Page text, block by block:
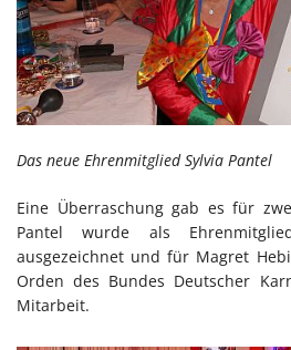
Das neue Ehrenmitglied Sylvia Pantel
Eine Überraschung gab es für
Pantel wurde als
ausgezeichnet und für Magret
Orden des Bundes Deutscher
Mitarbeit.